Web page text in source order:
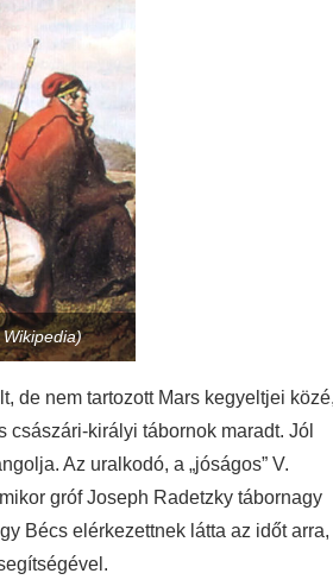
de nem tartozott Mars kegyeltjei
királyi tábornok maradt. Jól
Az uralkodó, a „jóságos” V.
gróf Joseph Radetzky tábornagy
Bécs elérkezettnek látta az időt arra,